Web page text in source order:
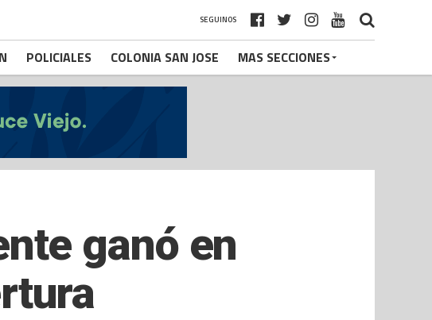
SEGUINOS
POLICIALES COLONIA SAN JOSE MAS SECCIONES
ganó en